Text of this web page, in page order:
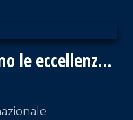
le eccellenze